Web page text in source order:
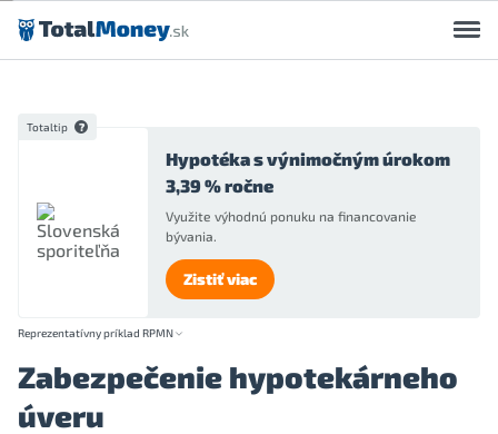
Preskočiť na obsah
Totaltip
Hypotéka s výnimočným úrokom
3,39 % ročne
Využite výhodnú ponuku na financovanie
bývania.
Zistiť viac
Reprezentatívny príklad RPMN
Zabezpečenie hypotekárneho
úveru